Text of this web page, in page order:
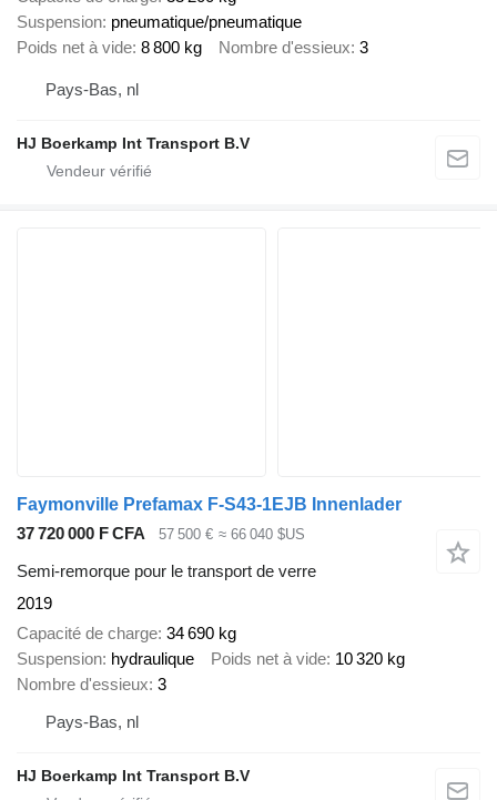
Suspension pneumatique/pneumatique
Poids net à vide 8 800 kg Nombre d'essieux 3
Pays-Bas, nl
HJ Boerkamp Int Transport B.V
Faymonville Prefamax F-S43-1EJB Innenlader
37 720 000 F CFA
57 500 € ≈ 66 040 $US
Semi-remorque pour le transport de verre
2019
Capacité de charge 34 690 kg
Suspension hydraulique Poids net à vide 10 320 kg
Nombre d'essieux 3
Pays-Bas, nl
HJ Boerkamp Int Transport B.V